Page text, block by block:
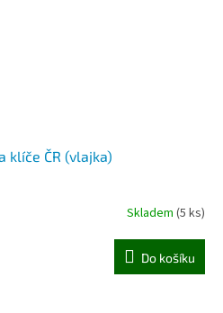
klíče ČR (vlajka)
Skladem (5 ks)
Do košíku